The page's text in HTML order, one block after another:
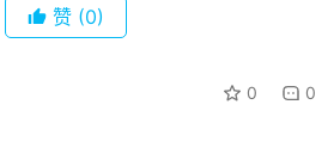
赞 (0)
0 0